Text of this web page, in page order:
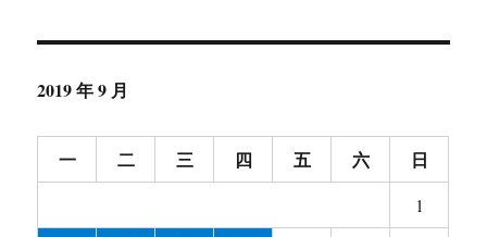
2019 年 9 月
一 二 三 四 五 六 日
1